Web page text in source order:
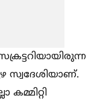
സ്വദേശിയാണ്.
കമ്മിറ്റി